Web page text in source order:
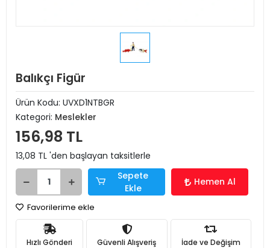
Balıkçı Figür
Ürün Kodu: UVXD1NTBGR
Kategori: Meslekler
156,98 TL
13,08 TL 'den başlayan taksitlerle
Sepete
Ekle
Hemen Al
Favorilerime ekle
Hızlı Gönderi Güvenli Alışveriş İade ve Değişim